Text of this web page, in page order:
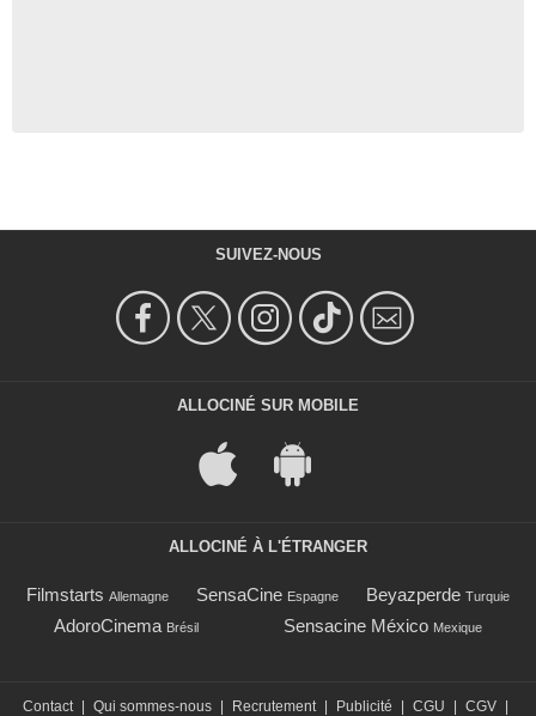
SUIVEZ-NOUS
ALLOCINÉ SUR MOBILE
ALLOCINÉ À L'ÉTRANGER
Filmstarts Allemagne SensaCine Espagne Beyazperde Turquie
AdoroCinema Brésil Sensacine México Mexique
Contact | Qui sommes-nous | Recrutement | Publicité | CGU | CGV |